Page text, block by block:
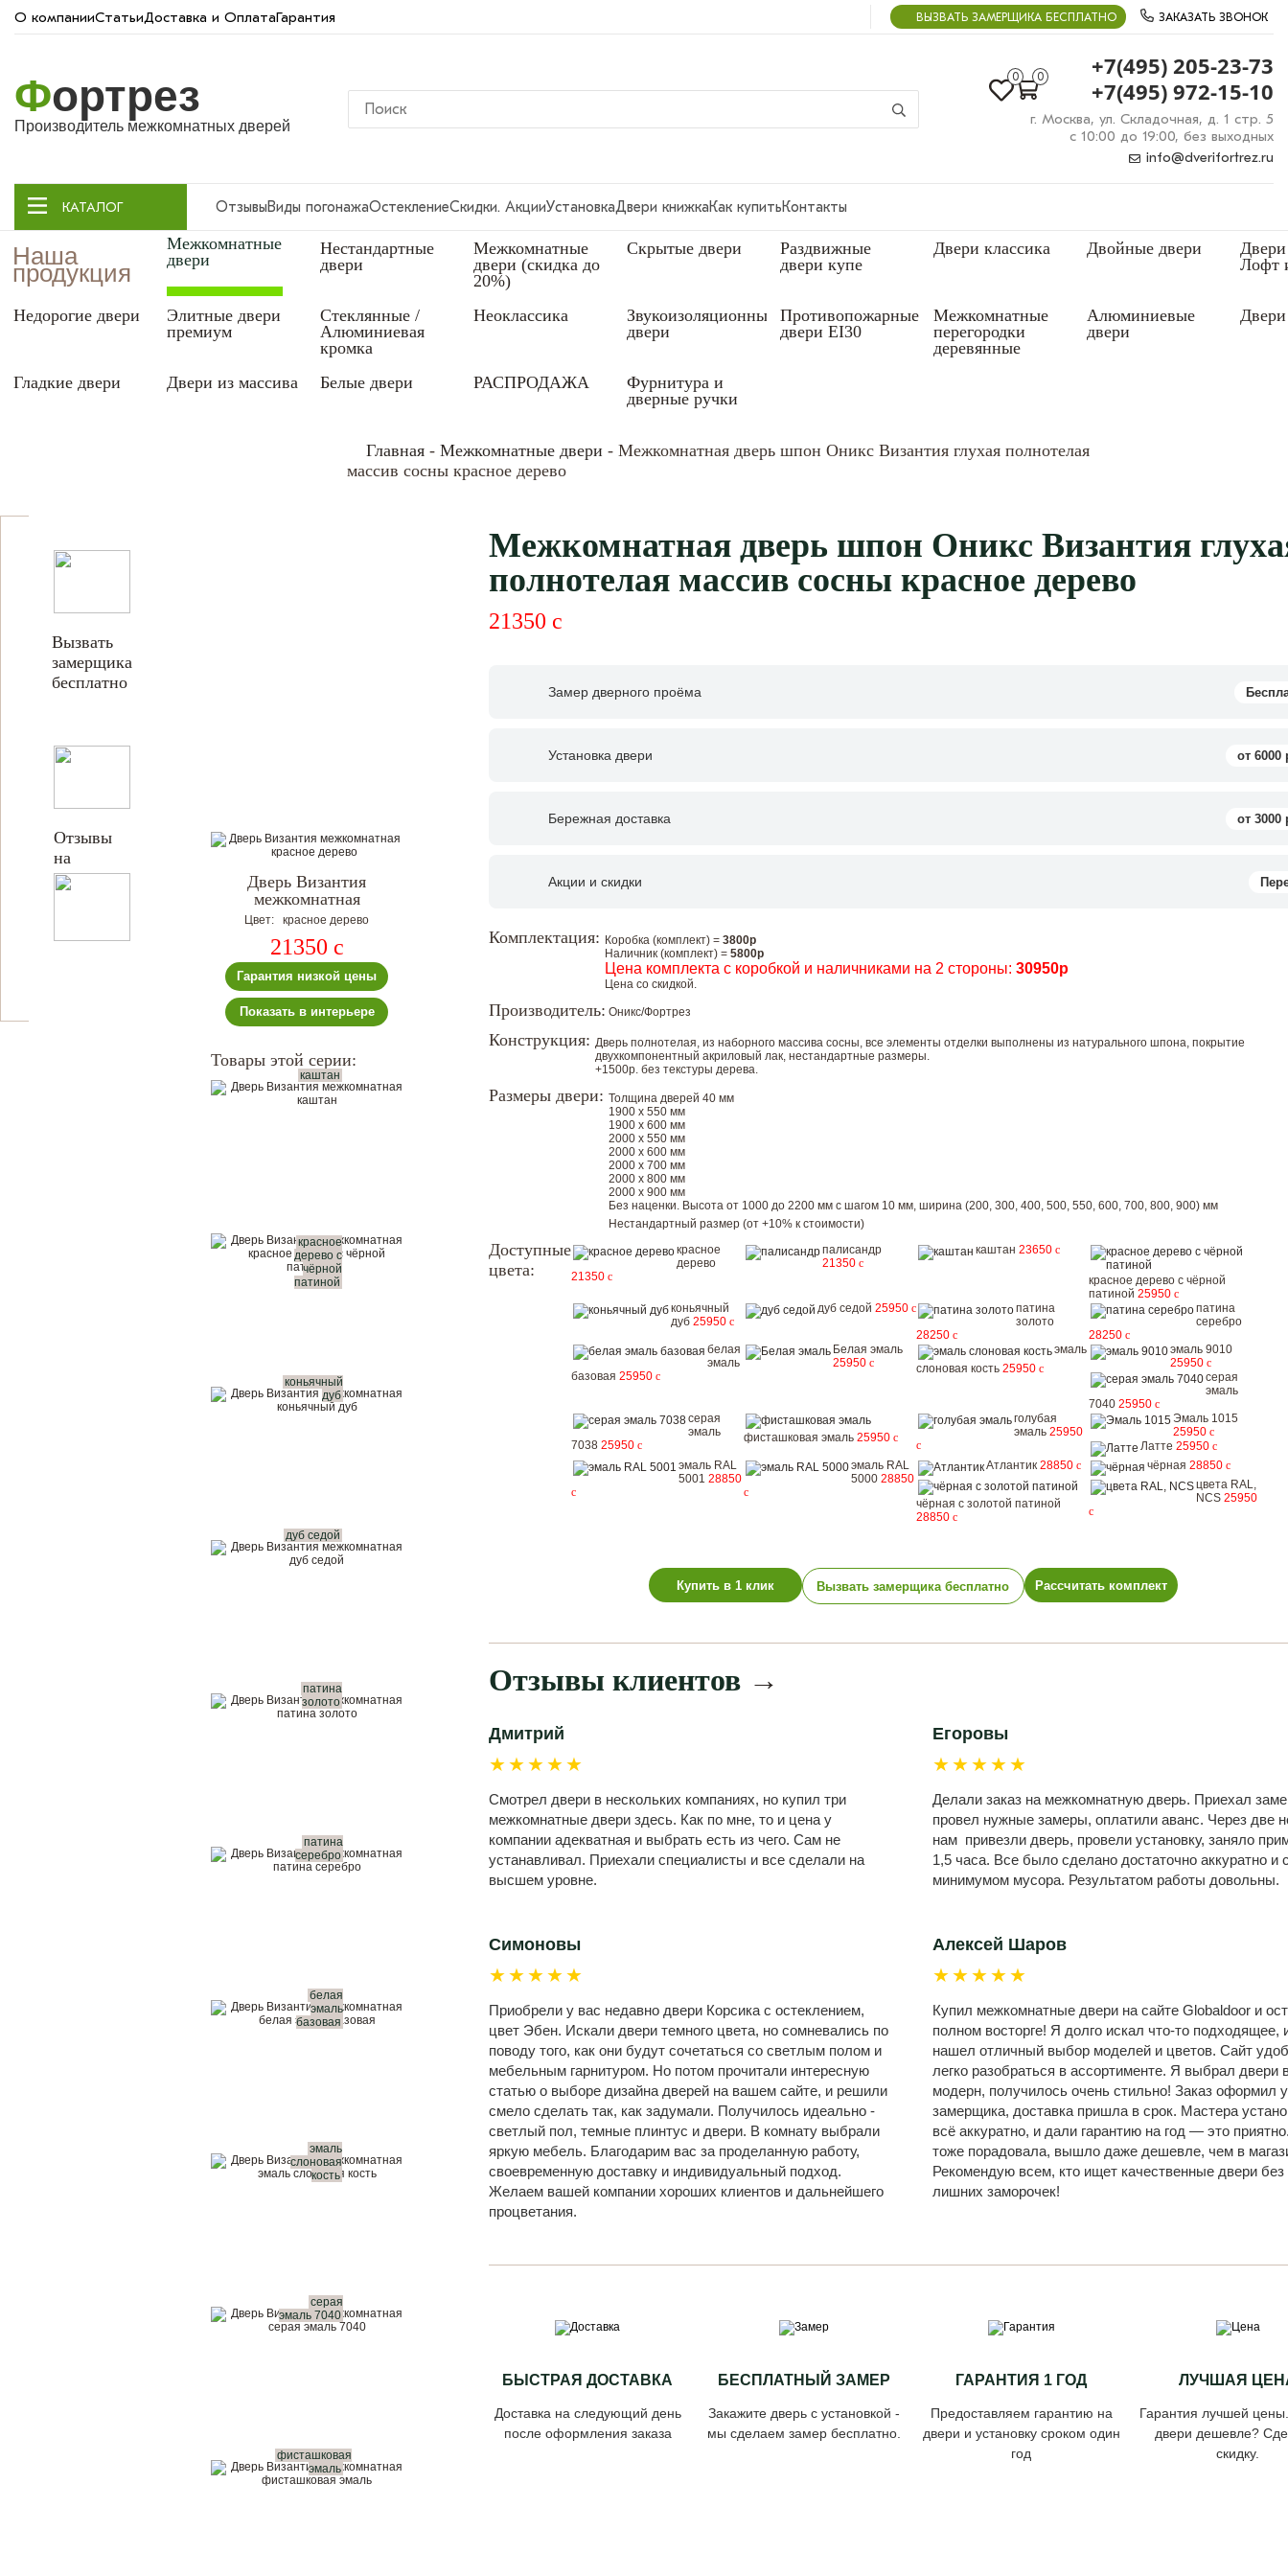
О компанииСтатьиДоставка и ОплатаГарантия ВЫЗВАТЬ ЗАМЕРЩИКА БЕСПЛАТНО ЗАКАЗАТЬ ЗВОНОК
Фортрез
Производитель межкомнатных дверей
0 0
+7(495) 205-23-73
+7(495) 972-15-10
г. Москва, ул. Складочная, д. 1 стр. 5
с 10:00 до 19:00, без выходных
info@dverifortrez.ru
КАТАЛОГ ОтзывыВиды погонажаОстеклениеСкидки. АкцииУстановкаДвери книжкаКак купитьКонтакты
Наша
продукция
Межкомнатные
двери
Нестандартные
двери
Межкомнатные
двери (скидка до
20%)
Скрытые двери
Раздвижные
двери купе
Двери классика Двойные двери
Лофт
Недорогие двери
Элитные двери
премиум
Стеклянные /
Алюминиевая
кромка
Неоклассика
Звукоизоляционные
двери
Противопожарные
двери EI30
Межкомнатные
перегородки
деревянные
Алюминиевые
двери
Двери
Гладкие двери Двери из массива Белые двери РАСПРОДАЖА
Фурнитура и
дверные ручки
Главная - Межкомнатные двери - Межкомнатная дверь шпон Оникс Византия глухая полнотелая
массив сосны красное дерево
Вызвать
замерщика
бесплатно
Отзывы
на
Дверь Византия
межкомнатная
Цвет: красное дерево
21350 c
Гарантия низкой цены
Показать в интерьере
Товары этой серии:
каштан
красное
дерево с
чёрной
патиной
коньячный
дуб
дуб седой
патина
золото
патина
серебро
белая
эмаль
базовая
эмаль
слоновая
кость
серая
эмаль 7040
фисташковая
эмаль
Межкомнатная дверь шпон Оникс Византия
полнотелая массив сосны красное дерево
21350 c
Замер дверного проёма
Установка двери от 6000
Бережная доставка от 3000
Акции и скидки
Комплектация: Коробка (комплект) = 3800р
Наличник (комплект) = 5800р
Цена комплекта с коробкой и наличниками на 2 стороны: 30950р
Цена со скидкой.
Производитель: Оникс/Фортрез
Конструкция: Дверь полнотелая, из наборного массива сосны, все элементы отделки выполнены из натурального шпона, покрытие
двухкомпонентный акриловый лак, нестандартные размеры.
+1500р. без текстуры дерева.
Размеры двери: Толщина дверей 40 мм
1900 х 550 мм
1900 х 600 мм
2000 х 550 мм
2000 х 600 мм
2000 х 700 мм
2000 х 800 мм
2000 х 900 мм
Без наценки. Высота от 1000 до 2200 мм с шагом 10 мм, ширина (200, 300, 400, 500, 550, 600, 700, 800, 900) мм
Нестандартный размер (от +10% к стоимости)
Доступные
цвета:
красное
дерево
21350 c
палисандр
21350 c
каштан 23650 c
красное дерево с чёрной
патиной 25950 c
коньячный
дуб 25950 c
дуб седой 25950 c
патина
золото
28250 c
патина
серебро
28250 c
белая
эмаль
базовая 25950 c
Белая эмаль
25950 c
эмаль
слоновая кость 25950 c
эмаль 9010
25950 c
серая
эмаль
7040 25950 c
серая
эмаль
7038 25950 c
фисташковая эмаль 25950 c
голубая
эмаль 25950
c
Эмаль 1015
25950 c
Латте 25950 c
эмаль RAL
5001 28850
c
эмаль RAL
5000 28850
c
Атлантик 28850 c чёрная 28850 c
чёрная с золотой патиной
28850 c
цвета RAL,
NCS 25950
c
Купить в 1 клик Вызвать замерщика бесплатно Рассчитать комплект
Отзывы клиентов →
Дмитрий
★★★★★
Смотрел двери в нескольких компаниях, но купил три
межкомнатные двери здесь. Как по мне, то и цена у
компании адекватная и выбрать есть из чего. Сам не
устанавливал. Приехали специалисты и все сделали на
высшем уровне.
Егоровы
★★★★★
Делали заказ на межкомнатную дверь. Приехал
провел нужные замеры, оплатили аванс. Через две
нам привезли дверь, провели установку, заняло
1,5 часа. Все было сделано достаточно аккуратно и
минимумом мусора. Результатом работы довольны.
Симоновы
★★★★★
Приобрели у вас недавно двери Корсика с остеклением,
цвет Эбен. Искали двери темного цвета, но сомневались по
поводу того, как они будут сочетаться со светлым полом и
мебельным гарнитуром. Но потом прочитали интересную
статью о выборе дизайна дверей на вашем сайте, и решили
смело сделать так, как задумали. Получилось идеально -
светлый пол, темные плинтус и двери. В комнату выбрали
яркую мебель. Благодарим вас за проделанную работу,
своевременную доставку и индивидуальный подход.
Желаем вашей компании хороших клиентов и дальнейшего
процветания.
Алексей Шаров
★★★★★
Купил межкомнатные двери на сайте Globaldoor и
полном восторге! Я долго искал что-то подходящее,
нашел отличный выбор моделей и цветов. Сайт
легко разобраться в ассортименте. Я выбрал двери
модерн, получилось очень стильно! Заказ оформил у
замерщика, доставка пришла в срок. Мастера
всё аккуратно, и дали гарантию на год — это
тоже порадовала, вышло даже дешевле, чем в
Рекомендую всем, кто ищет качественные двери без
лишних заморочек!
БЫСТРАЯ ДОСТАВКА
Доставка на следующий день
после оформления заказа
БЕСПЛАТНЫЙ ЗАМЕР
Закажите дверь с установкой -
мы сделаем замер бесплатно.
ГАРАНТИЯ 1 ГОД
Предоставляем гарантию на
двери и установку сроком один
год
ЛУЧШАЯ
Гарантия лучшей
двери дешевле?
скидку.